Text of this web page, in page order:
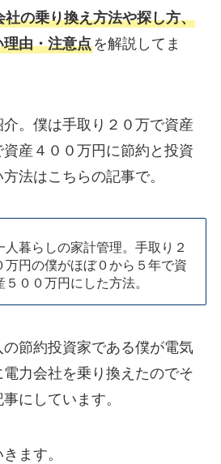
社の乗り換え方法や探し方、
由・注意点を解説してま
。僕は手取り２０万で資産
産４００万円に節約と投資
法はこちらの記事で。
人暮らしの家計管理。手取り２
万円の僕がほぼ０から５年で資
５００万円にした方法。
節約投資家である僕が電気
力会社を乗り換えたのでそ
にしています。
ます。